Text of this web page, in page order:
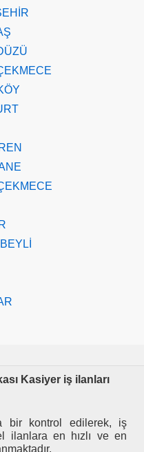
Kasiyer iş ilanları
bir kontrol edilerek, iş
ilanlara en hızlı ve en